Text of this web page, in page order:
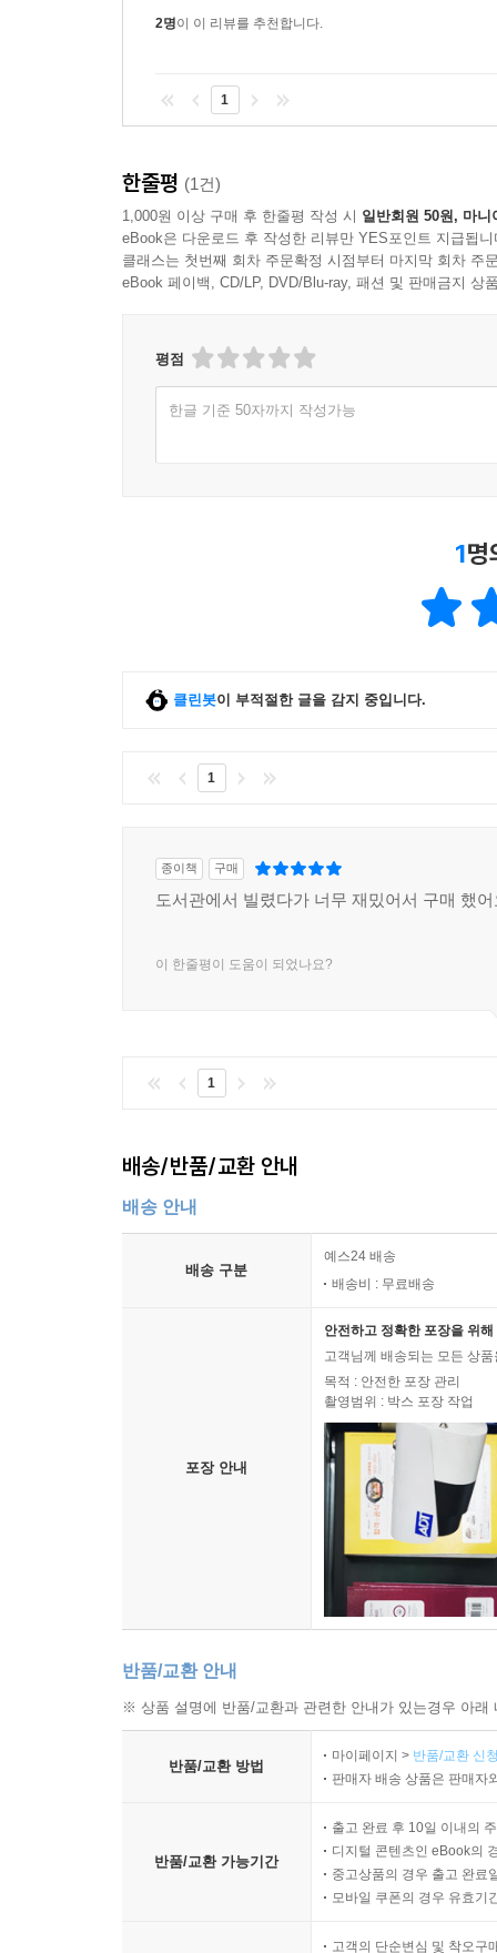
이후에도 계속되었고, 쓰레기는 경제 수준을 보
깨끗하다는 점에 경의를 표했다. 물론 몇 년 지나
청결에 관한 인식이 생기고, 쓰레기가 질병 전파
지식을 교류했고, 토양의 증기에서 질병이 발생
“1880년대 이전에는 아무것도 알지 못했지만, 위
식민주의의 지배 논리가 된 쓰레기
식민주의자들은 쓰레기 처리 인프라를 갖춘 깨
및 처리에 특히 신경을 썼다. 이 시스템은 도시
이후 마다가스카르에는 프랑스인들이 개방형
정당성을 뒷받침해서 지배가 한결 쉬워질 것이라
없던, 바다 위를 떠다니는 수많은 플라스틱 쓰레
확산된 1960년대 이후였다. ‘판매의 최적화’
“이미 1950년대에 새로운 대량 생산 기술이 가
보관할 수 있게 해주었다. 이는 수요를 잘못 예
상품 포장 기술이 발전하자 신선함에 대한 수요
쌓거나 묻고 태우다가 급기야 ‘밀어내버린’
1970년대, 다이옥신의 존재가 처음으로 세상에
소각이라는 처리 방식도 선택지에서 제외되기
완전히 없애버리는 쓰레기 처리법은 아직까지 발
새로운 시설까지 지었기 때문이다. 일본에서
(314~315쪽, 12장?「밀어내고,?버리고,?처리하고
“쓰레기장은 지나치게 불이 붙기 쉬웠다. 쓰레
이어지기도 했다. … 1993년 이스탄불의 대형 매
보고타의 대형 매립지 도냐 후아나 또한 1997
산사태는 공식적으로 200여 명의 사상자를 낳
쓰레기는 점차 복잡해지고 쓰레기 처리 문제도
새로운 원인으로 지목되고 있다. 복잡한 화합물
쓰레기의 양은 20% 정도다. 그러나 이 20%를
그리고 동시에 이러한 생산과 소비를 강요하는
있고, 우리는 1리터의 음료수를 마신 뒤 남은 플
“좋은 논픽션은 늘 스릴러보다 흥미롭다. 이 책
펼쳐 보여주는 최전선의 쓰레기 연구서다. 지구
2명이 이 리뷰를 추천합니다.
1
한줄평 (1건)
1,000원 이상 구매 후 한줄평 작성 시 일반회원 50원, 마니
eBook은 다운로드 후 작성한 리뷰만 YES포인트 지급됩니
클래스는 첫번째 회차 주문확정 시점부터 마지막 회차 주
eBook 페이백, CD/LP, DVD/Blu-ray, 패션 및 판매금지 상
평점
한글 기준 50자까지 작성가능
1명
클린봇이 부적절한 글을 감지 중입니다.
1
종이책 구매
도서관에서 빌렸다가 너무 재밌어서 구매 했어
이 한줄평이 도움이 되었나요?
1
배송/반품/교환 안내
배송 안내
배송 구분
예스24 배송
배송비 : 무료배송
포장 안내
안전하고 정확한 포장을 위
고객님께 배송되는 모든 상
목적 : 안전한 포장 관리
촬영범위 : 박스 포장 작업
반품/교환 안내
※ 상품 설명에 반품/교환과 관련한 안내가 있는경우 아
반품/교환 방법
마이페이지 > 반품/교환 신
판매자 배송 상품은 판매자
반품/교환 가능기간
출고 완료 후 10일 이내의
디지털 콘텐츠인 eBook의
중고상품의 경우 출고 완료
모바일 쿠폰의 경우 유효기
고객의 단순변심 및 착오구